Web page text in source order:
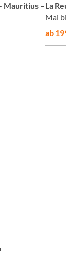
Mauritius –La
Mai bis
ab